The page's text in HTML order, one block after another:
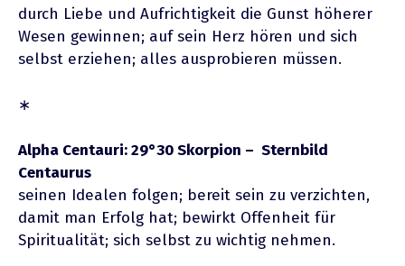
durch Liebe und Aufrichtigkeit die Gunst höherer
Wesen gewinnen; auf sein Herz hören und sich
selbst erziehen; alles ausprobieren müssen.
∗
Alpha Centauri: 29°30 Skorpion – Sternbild
Centaurus
seinen Idealen folgen; bereit sein zu verzichten,
damit man Erfolg hat; bewirkt Offenheit für
Spiritualität; sich selbst zu wichtig nehmen.